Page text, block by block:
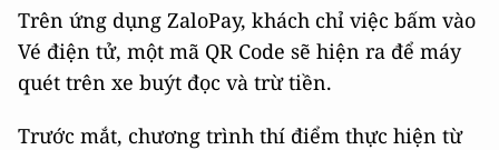
Trên ứng dụng ZaloPay, khách chỉ việc bấm vào
Vé điện tử, một mã QR Code sẽ hiện ra để máy
quét trên xe buýt đọc và trừ tiền.
Trước mắt, chương trình thí điểm thực hiện từ